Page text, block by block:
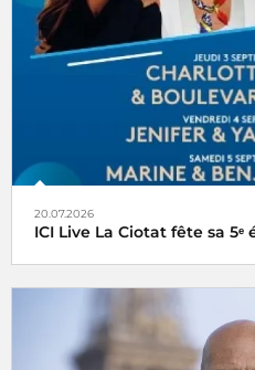
20.07.2026
ICI Live La Ciotat fête sa 5ᵉ